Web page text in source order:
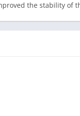
the stability of